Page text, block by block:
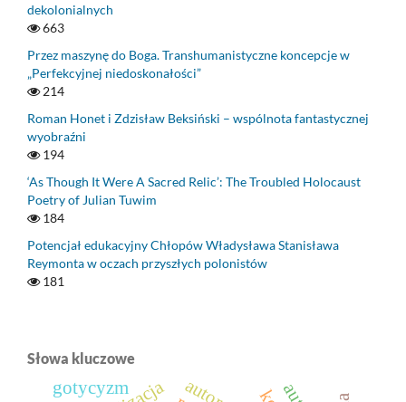
dekolonialnych
663
Przez maszynę do Boga. Transhumanistyczne koncepcje w
„Perfekcyjnej niedoskonałości”
214
Roman Honet i Zdzisław Beksiński – wspólnota fantastycznej
wyobraźni
194
‘As Though It Were A Sacred Relic’: The Troubled Holocaust
Poetry of Julian Tuwim
184
Potencjał edukacyjny Chłopów Władysława Stanisława
Reymonta w oczach przyszłych polonistów
181
Słowa kluczowe
gotycyzm